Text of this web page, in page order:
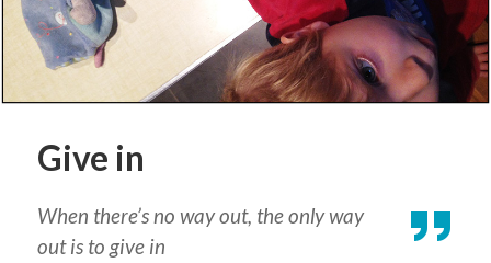
Give in
When there’s no way out, the only way
out is to give in